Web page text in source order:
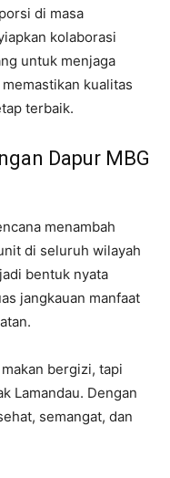
di masa
kolaborasi
untuk menjaga
kualitas
terbaik.
Dapur MBG
menambah
di seluruh wilayah
bentuk nyata
jangkauan manfaat
bergizi, tapi
Lamandau. Dengan
semangat, dan